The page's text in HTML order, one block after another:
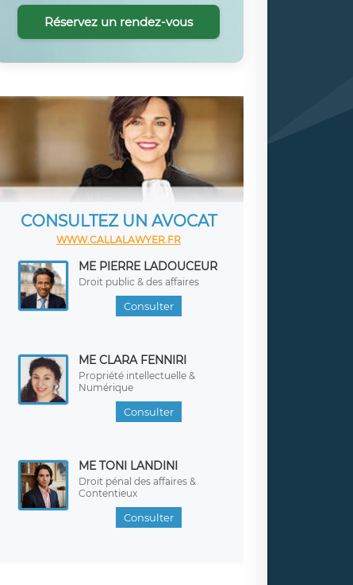
Réservez un rendez-vous
CONSULTEZ UN AVOCAT
WWW.CALLALAWYER.FR
ME PIERRE LADOUCEUR
Droit public & des affaires
Consulter
ME CLARA FENNIRI
Propriété intellectuelle &
Numérique
Consulter
ME TONI LANDINI
Droit pénal des affaires &
Contentieux
Consulter